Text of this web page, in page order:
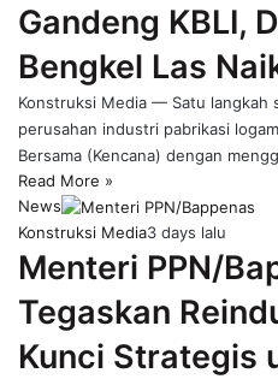
Gandeng KBLI,
Bengkel Las
Konstruksi Media — Satu langkah
perusahan industri pabrikasi
Bersama (Kencana) dengan
Read More »
News
Konstruksi Media3 days lalu
Menteri PPN/
Tegaskan
Kunci Strategis